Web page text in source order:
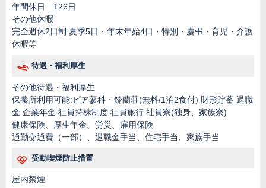
年間休日 126日
その他休暇
完全週休2日制 夏季5日・年末年始4日・特別・慶弔・育児・介護
休暇等
待遇・福利厚生
その他待遇・福利厚生
保養所利用可能:ピア蓼科・鈴蘭荘(無料/1泊2食付) 財形貯蓄 退職
金 企業年金 社員持株制度 社員旅行 社員寮(独身、家族寮)
健康保険、厚生年金、労災、雇用保険
通勤交通費（一部）、退職金手当、住宅手当、家族手当
受動喫煙防止措置
屋内禁煙